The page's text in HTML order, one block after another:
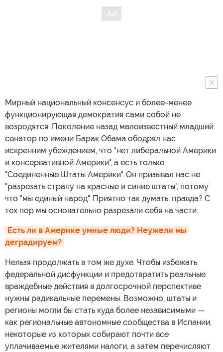
Мирный национальный консенсус и более-менее
функционирующая демократия сами собой не
возродятся. Поколение назад малоизвестный младший
сенатор по имени Барак Обама ободрял нас
искренним убеждением, что "нет либеральной Америки
и консервативной Америки", а есть только
"Соединенные Штаты Америки". Он призывал нас не
"разрезать страну на красные и синие штаты", потому
что "мы единый народ". Приятно так думать, правда? С
тех пор мы основательно разрезали себя на части.
Есть ли в Америке умные люди? Неужели мы
деградируем?
Нельзя продолжать в том же духе. Чтобы избежать
федеральной дисфункции и предотвратить реальные
враждебные действия в долгосрочной перспективе
нужны радикальные перемены. Возможно, штаты и
регионы могли бы стать куда более независимыми —
как региональные автономные сообщества в Испании,
некоторые из которых собирают почти все
уплачиваемые жителями налоги, а затем перечисляют